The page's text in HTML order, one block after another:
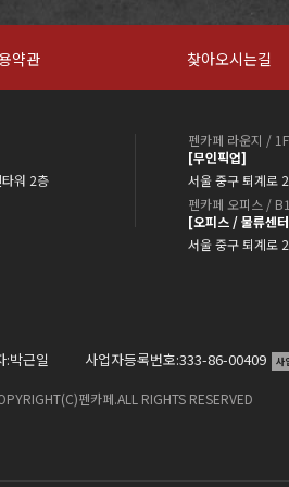
약관 찾아오시는길
워 2층
펜카페 라운지 / 1F
[무인픽업]
서울 중구 퇴계로
펜카페 오피스 / B1
[오피스 / 물류센
서울 중구 퇴계로
:박근일 사업자등록번호:333-86-00409 사
펜카페.ALL RIGHTS RESERVED